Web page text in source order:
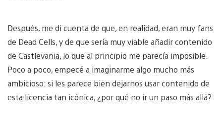
Después, me di cuenta de que, en realidad, eran muy fans
de Dead Cells, y de que sería muy viable añadir contenido
de Castlevania, lo que al principio me parecía imposible.
Poco a poco, empecé a imaginarme algo mucho más
ambicioso: si les parece bien dejarnos usar contenido de
esta licencia tan icónica, ¿por qué no ir un paso más allá?